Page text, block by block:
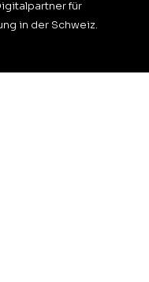
für
in der Schweiz.